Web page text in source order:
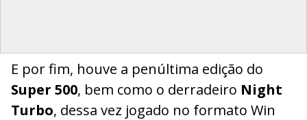
E por fim, houve a penúltima edição do
Super 500, bem como o derradeiro Night
Turbo, dessa vez jogado no formato Win